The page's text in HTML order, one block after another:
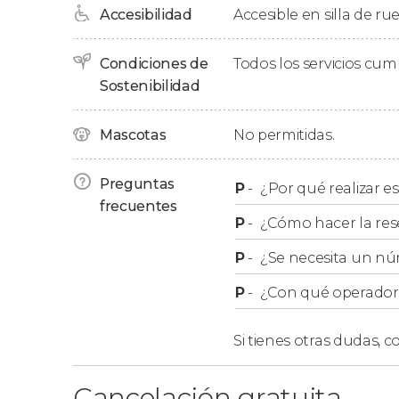
Más tarde, iremos hasta laSinagoga Status
fue obra del arquitectoOtto Wagner,
su historia. Luego, nos adentraremos en el
observar elúltimo vestigio del gueto de
Además, nos detendremos ante el célebre
toda su trayectoria a lo largo de los años
Tras dos horas y 15 minutos de recorrido,
casco antiguo de la ciudad.
Cambios en el itinerario
en función de la disponibilidad.
Accesibilidad Accesible en silla de
Condiciones de
Sostenibilidad
Todos los servicios
Mascotas No permitidas.
Preguntas
frecuentes
P- ¿Por qué realizar
P- ¿Cómo hacer la
P- ¿Se necesita un
P- ¿Con qué
Si tienes otras dudas,